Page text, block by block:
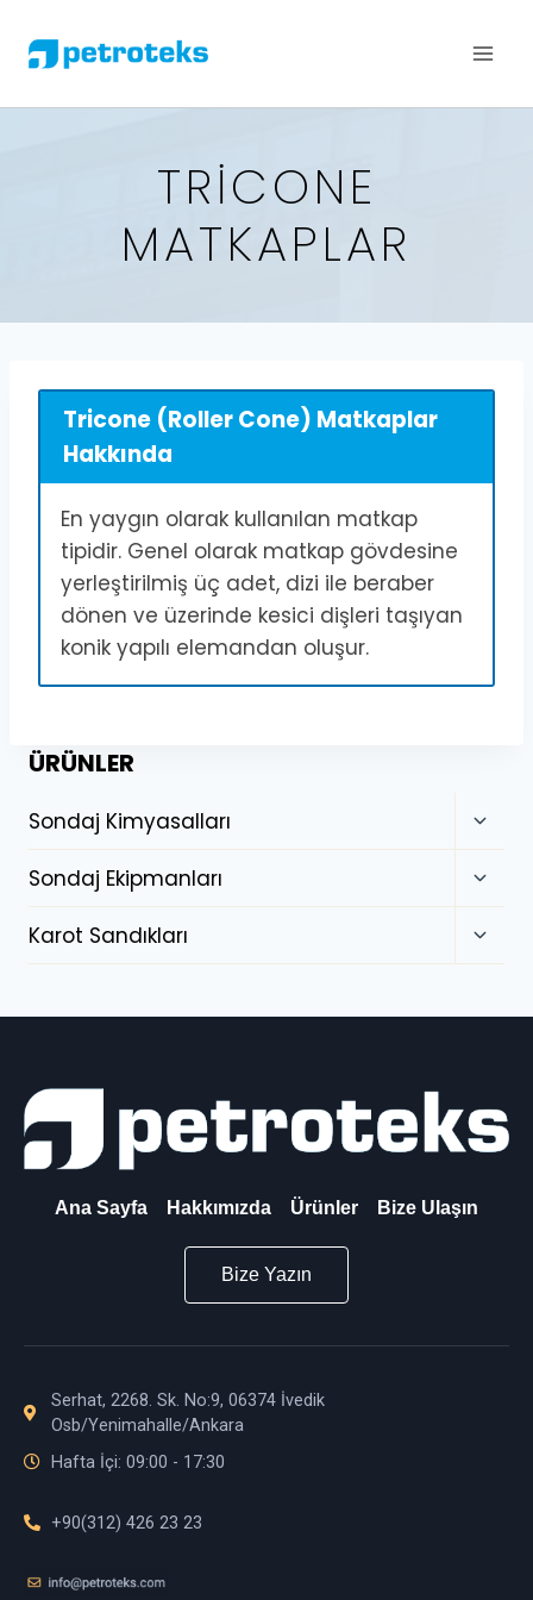
TRICONE
MATKAPLAR
Tricone (Roller Cone) Matkaplar
Hakkında
En yaygın olarak kullanılan matkap
tipidir. Genel olarak matkap gövdesine
yerleştirilmiş üç adet, dizi ile beraber
dönen ve üzerinde kesici dişleri taşıyan
konik yapılı elemandan oluşur.
ÜRÜNLER
Sondaj Kimyasalları
Sondaj Ekipmanları
Karot Sandıkları
Ana Sayfa Hakkımızda Ürünler Bize Ulaşın
Bize Yazın
Serhat, 2268. Sk. No:9, 06374 İvedik
Osb/Yenimahalle/Ankara
Hafta İçi: 09:00 - 17:30
+90(312) 426 23 23